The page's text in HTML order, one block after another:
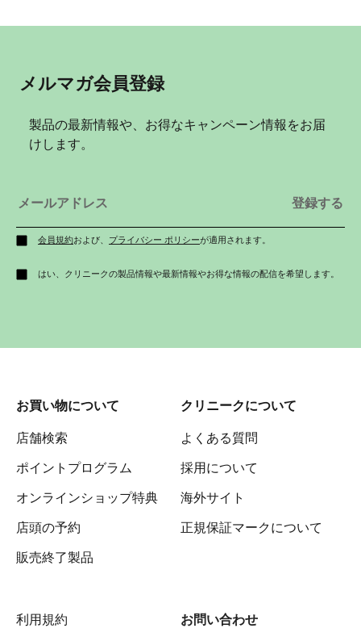
メルマガ会員登録
製品の最新情報や、お得なキャンペーン情報をお届
けします。
会員規約および、 プライバシー ポリシーが適用されます。
はい、クリニークの製品情報や最新情報やお得な情報の配信を希望します。
お買い物について
店舗検索
ポイントプログラム
オンラインショップ特典
店頭の予約
販売終了製品
クリニークについて
よくある質問
採用について
海外サイト
正規保証マークについて
利用規約 お問い合わせ